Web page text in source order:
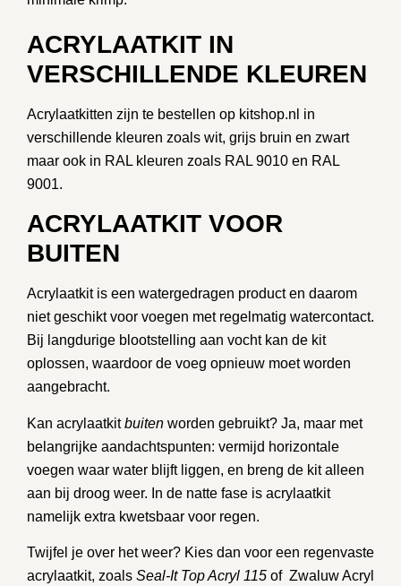
ACRYLAATKIT IN
VERSCHILLENDE KLEUREN
Acrylaatkitten zijn te bestellen op kitshop.nl in
verschillende kleuren zoals wit, grijs bruin en zwart
maar ook in RAL kleuren zoals RAL 9010 en RAL
9001.
ACRYLAATKIT VOOR
BUITEN
Acrylaatkit is een watergedragen product en daarom
niet geschikt voor voegen met regelmatig watercontact.
Bij langdurige blootstelling aan vocht kan de kit
oplossen, waardoor de voeg opnieuw moet worden
aangebracht.
Kan acrylaatkitbuiten worden gebruikt? Ja, maar met
belangrijke aandachtspunten: vermijd horizontale
voegen waar water blijft liggen, en breng de kit alleen
aan bij droog weer. In de natte fase is acrylaatkit
namelijk extra kwetsbaar voor regen.
Twijfel je over het weer? Kies dan voor een regenvaste
acrylaatkit, zoals Seal-It Top Acryl 115 of Zwaluw Acryl